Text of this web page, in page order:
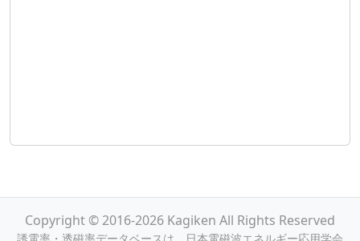
Copyright © 2016-2026 Kagiken All Rights Reserved